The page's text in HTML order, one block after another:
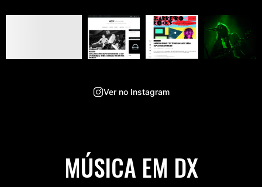
Ver no Instagram
MÚSICA EM DX